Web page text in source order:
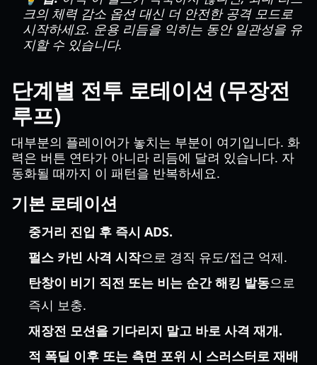
크의 체력 감소 옵션 대신 더 안전한 공격 모드로
시작하세요. 운용 리듬을 익히는 동안 일관성을 유
지할 수 있습니다.
단계별 전투 로테이션 (무장전
루프)
대부분의 플레이어가 놓치는 부분이 여기입니다. 화
력은 버튼 연타가 아니라 리듬에 달려 있습니다. 자
동화될 때까지 이 패턴을 반복하세요.
기본 로테이션
중거리 진입 후 즉시 ADS.
펄스 카빈 사격 시작으로 경직 유도/접근 억제.
탄창이 비기 직전 또는 비는 순간 해킹 발동으로
즉시 보충.
재장전 모션을 기다리지 말고 바로 사격 재개.
적 폭딜 이후 또는 측면 포위 시 스러스터로 재배